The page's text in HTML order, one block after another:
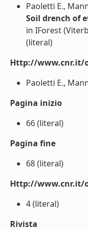
Paoletti E.,
Soil drench of
in IForest
(literal)
Http://www.cnr.it/
Paoletti E.,
Pagina inizio
66 (literal)
Pagina fine
68 (literal)
Http://www.cnr.it/
4 (literal)
Rivista